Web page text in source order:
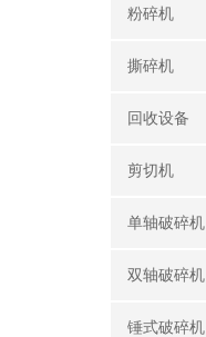
粉碎机
撕碎机
回收设备
剪切机
单轴破碎机
双轴破碎机
锤式破碎机